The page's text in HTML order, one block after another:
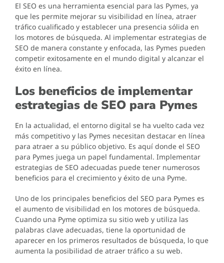
El SEO es una herramienta esencial para las Pymes, ya
que les permite mejorar su visibilidad en línea, atraer
tráfico cualificado y establecer una presencia sólida en
los motores de búsqueda. Al implementar estrategias de
SEO de manera constante y enfocada, las Pymes pueden
competir exitosamente en el mundo digital y alcanzar el
éxito en línea.
Los beneficios de implementar
estrategias de SEO para Pymes
En la actualidad, el entorno digital se ha vuelto cada vez
más competitivo y las Pymes necesitan destacar en línea
para atraer a su público objetivo. Es aquí donde el SEO
para Pymes juega un papel fundamental. Implementar
estrategias de SEO adecuadas puede tener numerosos
beneficios para el crecimiento y éxito de una Pyme.
Uno de los principales beneficios del SEO para Pymes es
el aumento de visibilidad en los motores de búsqueda.
Cuando una Pyme optimiza su sitio web y utiliza las
palabras clave adecuadas, tiene la oportunidad de
aparecer en los primeros resultados de búsqueda, lo que
aumenta la posibilidad de atraer tráfico a su web.